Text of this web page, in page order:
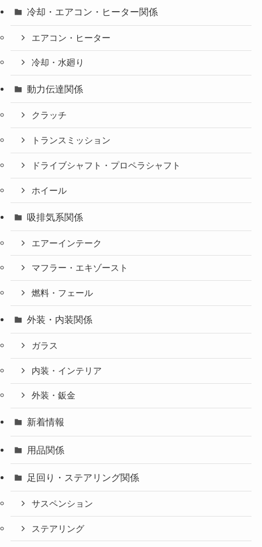
冷却・エアコン・ヒーター関係
エアコン・ヒーター
冷却・水廻り
動力伝達関係
クラッチ
トランスミッション
ドライブシャフト・プロペラシャフト
ホイール
吸排気系関係
エアーインテーク
マフラー・エキゾースト
燃料・フェール
外装・内装関係
ガラス
内装・インテリア
外装・鈑金
新着情報
用品関係
足回り・ステアリング関係
サスペンション
ステアリング